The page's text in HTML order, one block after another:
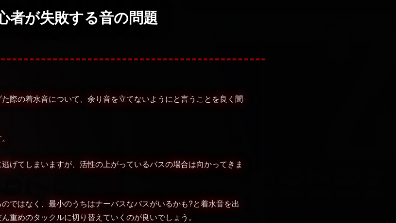
者が失敗する音の問題
際の着水音について、余り音を立てないようにと言うことを良く聞
げてしまいますが、活性の上がっているバスの場合は向かってきま
ではなく、最小のうちはナーバスなバスがいるかも?と着水音を出
重めのタックルに切り替えていくのが良いでしょう。